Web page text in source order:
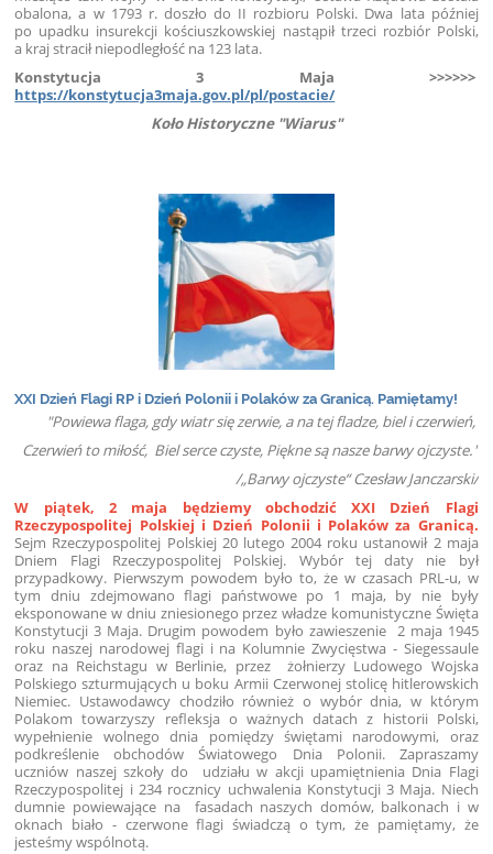
obalona, a w 1793 r. doszło do II rozbioru Polski. Dwa lata później
po upadku insurekcji kościuszkowskiej nastąpił trzeci rozbiór Polski,
a kraj stracił niepodległość na 123 lata.
Konstytucja 3 Maja >>>>>>
https://konstytucja3maja.gov.pl/pl/postacie/
Koło Historyczne "Wiarus"
XXI Dzień Flagi RP i Dzień Polonii i Polaków za Granicą. Pamiętamy!
"Powiewa flaga, gdy wiatr się zerwie, a na tej fladze, biel i czerwień,
Czerwień to miłość, Biel serce czyste, Piękne są nasze barwy ojczyste."
/„Barwy ojczyste“ Czesław Janczarski/
W piątek, 2 maja będziemy obchodzić XXI Dzień Flagi
Rzeczypospolitej Polskiej i Dzień Polonii i Polaków za Granicą.
Sejm Rzeczypospolitej Polskiej 20 lutego 2004 roku ustanowił 2 maja
Dniem Flagi Rzeczypospolitej Polskiej. Wybór tej daty nie był
przypadkowy. Pierwszym powodem było to, że w czasach PRL-u, w
tym dniu zdejmowano flagi państwowe po 1 maja, by nie były
eksponowane w dniu zniesionego przez władze komunistyczne Święta
Konstytucji 3 Maja. Drugim powodem było zawieszenie 2 maja 1945
roku naszej narodowej flagi i na Kolumnie Zwycięstwa - Siegessaule
oraz na Reichstagu w Berlinie, przez żołnierzy Ludowego Wojska
Polskiego szturmujących u boku Armii Czerwonej stolicę hitlerowskich
Niemiec. Ustawodawcy chodziło również o wybór dnia, w którym
Polakom towarzyszy refleksja o ważnych datach z historii Polski,
wypełnienie wolnego dnia pomiędzy świętami narodowymi, oraz
podkreślenie obchodów Światowego Dnia Polonii. Zapraszamy
uczniów naszej szkoły do udziału w akcji upamiętnienia Dnia Flagi
Rzeczypospolitej i 234 rocznicy uchwalenia Konstytucji 3 Maja. Niech
dumnie powiewające na fasadach naszych domów, balkonach i w
oknach biało - czerwone flagi świadczą o tym, że pamiętamy, że
jesteśmy wspólnotą.